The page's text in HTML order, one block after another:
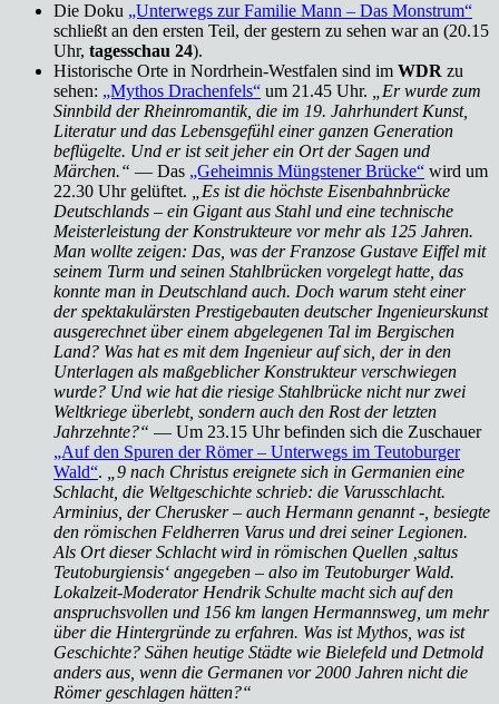
Die Doku „Unterwegs zur Familie Mann – Das Monstrum“
schließt an den ersten Teil, der gestern zu sehen war an (20.15
Uhr, tagesschau 24).
Historische Orte in Nordrhein-Westfalen sind im WDR zu
sehen: „Mythos Drachenfels“ um 21.45 Uhr.
„Er wurde zum
Sinnbild der Rheinromantik, die im 19. Jahrhundert Kunst,
Literatur und das Lebensgefühl einer ganzen Generation
beflügelte. Und er ist seit jeher ein Ort der Sagen und
Märchen.“ — Das „Geheimnis Müngstener Brücke“ wird um
22.30 Uhr gelüftet.
„Es ist die höchste Eisenbahnbrücke
Deutschlands – ein Gigant aus Stahl und eine technische
Meisterleistung der Konstrukteure vor mehr als 125 Jahren.
Man wollte zeigen: Das, was der Franzose Gustave Eiffel mit
seinem Turm und seinen Stahlbrücken vorgelegt hatte, das
konnte man in Deutschland auch. Doch warum steht einer
der spektakulärsten Prestigebauten deutscher Ingenieurskunst
ausgerechnet über einem abgelegenen Tal im Bergischen
Land? Was hat es mit dem Ingenieur auf sich, der in den
Unterlagen als maßgeblicher Konstrukteur verschwiegen
wurde? Und wie hat die riesige Stahlbrücke nicht nur zwei
Weltkriege überlebt, sondern auch den Rost der letzten
Jahrzehnte?“ — Um 23.15 Uhr befinden sich die Zuschauer
„Auf den Spuren der Römer – Unterwegs im Teutoburger
Wald“.
„9 nach Christus ereignete sich in Germanien eine
Schlacht, die Weltgeschichte schrieb: die Varusschlacht.
Arminius, der Cherusker – auch Hermann genannt -, besiegte
den römischen Feldherren Varus und drei seiner Legionen.
Als Ort dieser Schlacht wird in römischen Quellen ‚saltus
Teutoburgiensis‘ angegeben – also im Teutoburger Wald.
Lokalzeit-Moderator Hendrik Schulte macht sich auf den
anspruchsvollen und 156 km langen Hermannsweg, um mehr
über die Hintergründe zu erfahren. Was ist Mythos, was ist
Geschichte? Sähen heutige Städte wie Bielefeld und Detmold
anders aus, wenn die Germanen vor 2000 Jahren nicht die
Römer geschlagen hätten?“